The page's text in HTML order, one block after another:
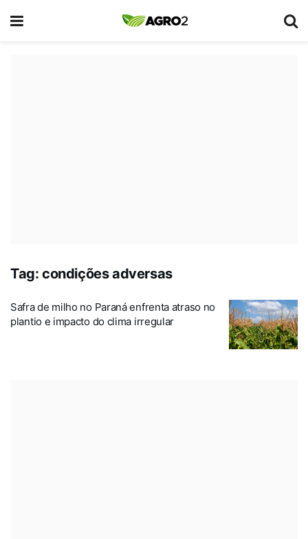
Tag: condições adversas
Safra de milho no Paraná enfrenta atraso no
plantio e impacto do clima irregular